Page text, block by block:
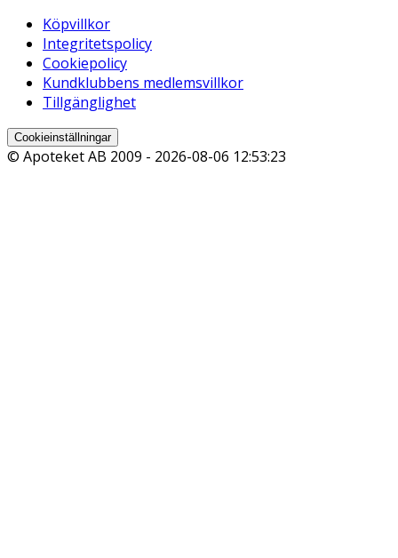
Köpvillkor
Integritetspolicy
Cookiepolicy
Kundklubbens medlemsvillkor
Tillgänglighet
Cookieinställningar
© Apoteket AB 2009 - 2026-08-06 12:53:23